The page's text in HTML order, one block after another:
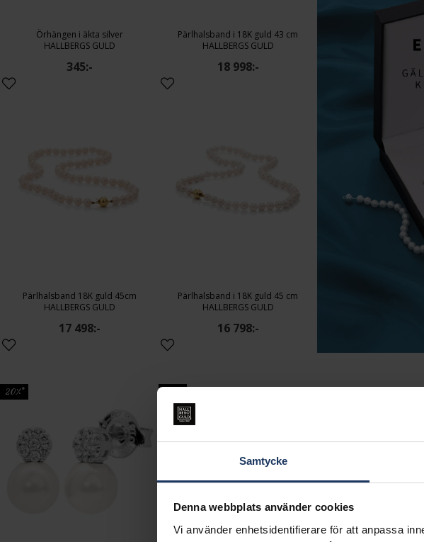
Samtycke
Denna webbplats använder cookies
Vi använder enhetsidentifierare för att anpassa
Örhängen i äkta silver
HALLBERGS GULD
345:-
Pärlhalsband i 18K guld 43 cm
HALLBERGS GULD
18 998:-
Pärlhalsband 18K guld 45cm
HALLBERGS GULD
17 498:-
Pärlhalsband i 18K guld 45 cm
HALLBERGS GULD
16 798:-
20%*